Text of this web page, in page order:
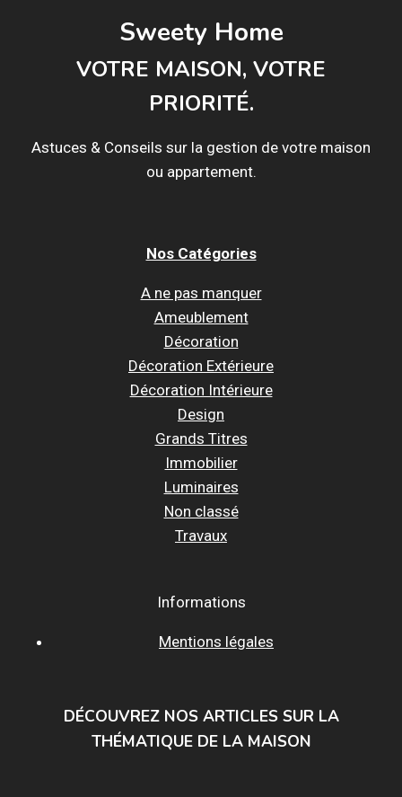
Sweety Home
VOTRE MAISON, VOTRE
PRIORITÉ.
Astuces & Conseils sur la gestion de votre maison
ou appartement.
Nos Catégories
A ne pas manquer
Ameublement
Décoration
Décoration Extérieure
Décoration Intérieure
Design
Grands Titres
Immobilier
Luminaires
Non classé
Travaux
Informations
Mentions légales
DÉCOUVREZ NOS ARTICLES SUR LA
THÉMATIQUE DE LA MAISON